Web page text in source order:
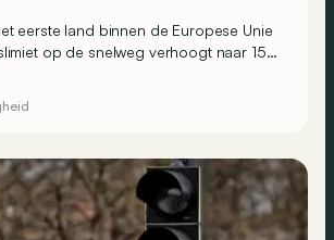
eerste land binnen de Europese Unie
op de snelweg verhoogt naar 150